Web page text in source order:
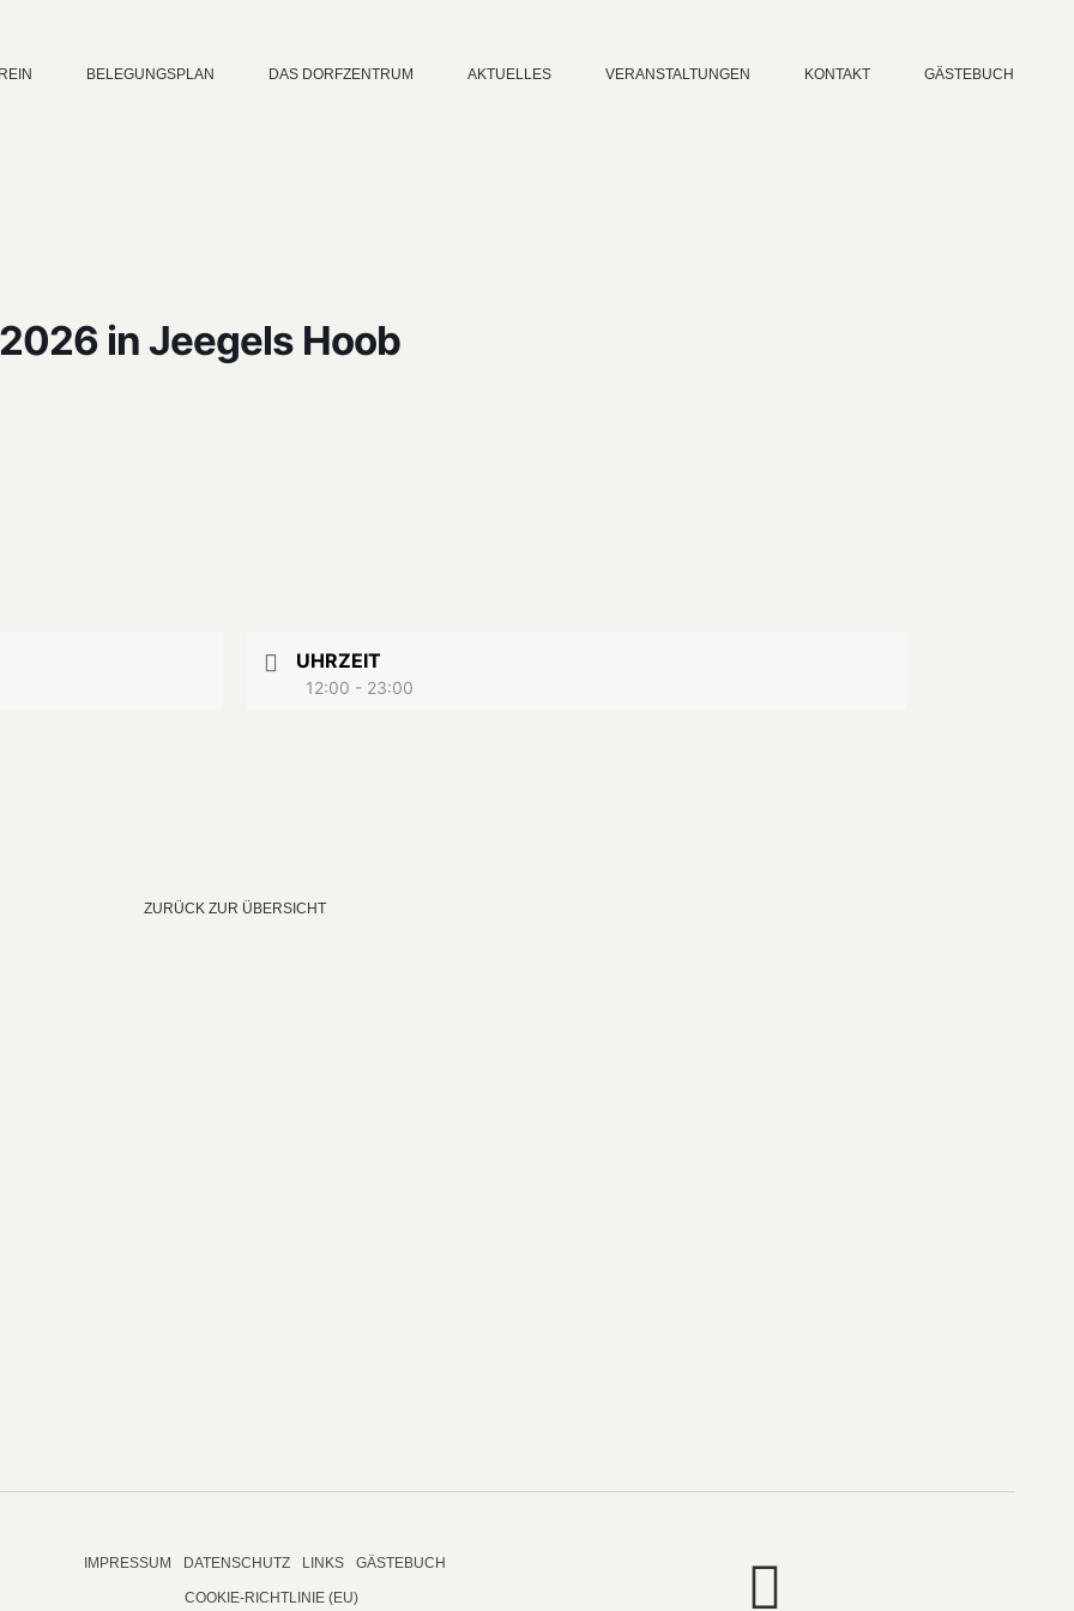
BELEGUNGSPLAN DAS DORFZENTRUM AKTUELLES VERANSTALTUNGEN KONTAKT GÄSTEBUCH
in Jeegels Hoob
UHRZEIT
12:00 - 23:00
ZURÜCK ZUR ÜBERSICHT
IMPRESSUM DATENSCHUTZ LINKS GÄSTEBUCH
COOKIE-RICHTLINIE (EU)